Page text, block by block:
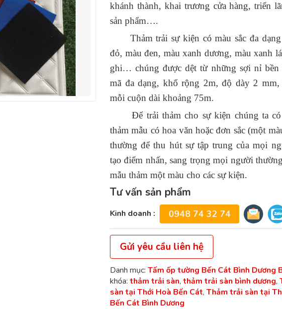
khánh thành, khai trương cửa hàng, triển
sản phẩm….
Thảm trải sự kiện có màu sắc đa dạng
đỏ, màu đen, màu xanh dương, màu xanh
ghi… chúng được dệt từ những sợi nỉ bền
mã đa dạng, khổ rộng 2m, độ dày 2 mm,
mỗi cuộn dài khoảng 75m.
Để trải thảm cho sự kiện chúng ta có
thảm mẫu có hoa văn hoặc đơn sắc (một
thường để thu hút sự tập trung của mọi
tạo điểm nhấn, sang trọng mọi người
mẫu thảm một màu cho các sự kiện.
Tư vấn sản phẩm
Kinh doanh : 0948 74 32 74
Gửi yêu cầu liên hệ
Danh mục: Tấm ốp tường Bến Cát Bình Dương
khóa: thảm trải sàn, thảm trải sàn bình dương,
sàn tại Thới Hoà Bến Cát, Thảm trải sàn tại
Bến Cát Bình Dương